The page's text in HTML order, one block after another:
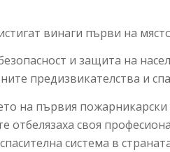
винаги първи на
и защита на
предизвикателства и
на първия
своя
система в